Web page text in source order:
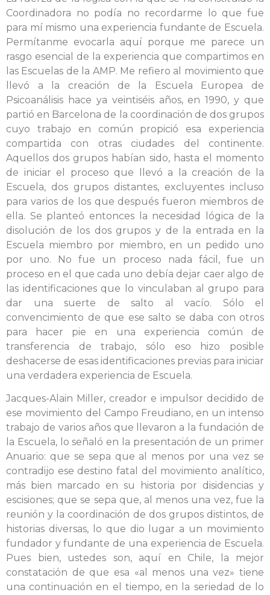
Coordinadora no podía no recordarme lo que fue
para mí mismo una experiencia fundante de Escuela.
Permítanme evocarla aquí porque me parece un
rasgo esencial de la experiencia que compartimos en
las Escuelas de la AMP. Me refiero al movimiento que
llevó a la creación de la Escuela Europea de
Psicoanálisis hace ya veintiséis años, en 1990, y que
partió en Barcelona de la coordinación de dos grupos
cuyo trabajo en común propició esa experiencia
compartida con otras ciudades del continente.
Aquellos dos grupos habían sido, hasta el momento
de iniciar el proceso que llevó a la creación de la
Escuela, dos grupos distantes, excluyentes incluso
para varios de los que después fueron miembros de
ella. Se planteó entonces la necesidad lógica de la
disolución de los dos grupos y de la entrada en la
Escuela miembro por miembro, en un pedido uno
por uno. No fue un proceso nada fácil, fue un
proceso en el que cada uno debía dejar caer algo de
las identificaciones que lo vinculaban al grupo para
dar una suerte de salto al vacío. Sólo el
convencimiento de que ese salto se daba con otros
para hacer pie en una experiencia común de
transferencia de trabajo, sólo eso hizo posible
deshacerse de esas identificaciones previas para iniciar
una verdadera experiencia de Escuela.
Jacques-Alain Miller, creador e impulsor decidido de
ese movimiento del Campo Freudiano, en un intenso
trabajo de varios años que llevaron a la fundación de
la Escuela, lo señaló en la presentación de un primer
Anuario: que se sepa que al menos por una vez se
contradijo ese destino fatal del movimiento analítico,
más bien marcado en su historia por disidencias y
escisiones; que se sepa que, al menos una vez, fue la
reunión y la coordinación de dos grupos distintos, de
historias diversas, lo que dio lugar a un movimiento
fundador y fundante de una experiencia de Escuela.
Pues bien, ustedes son, aquí en Chile, la mejor
constatación de que esa «al menos una vez» tiene
una continuación en el tiempo, en la seriedad de lo